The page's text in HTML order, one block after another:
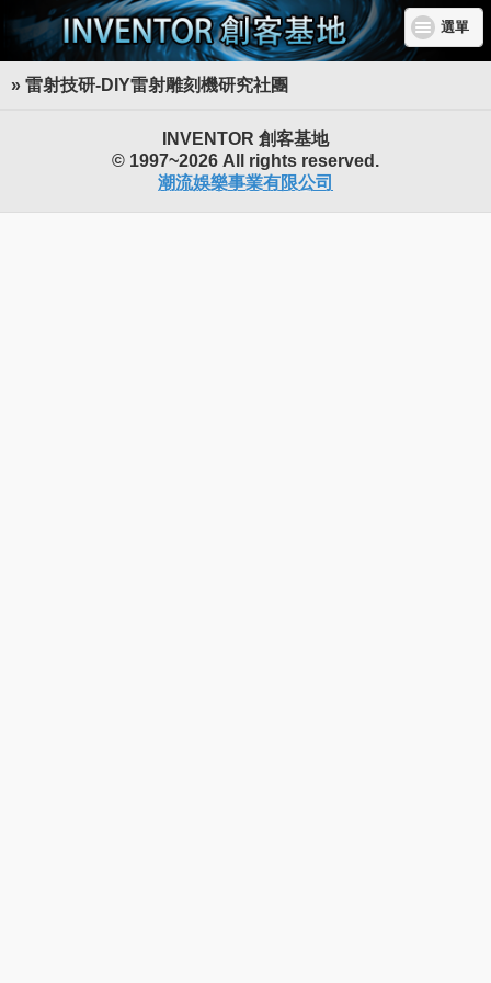
選單
» 雷射技研-DIY雷射雕刻機研究社團
INVENTOR 創客基地
© 1997~2026 All rights reserved.
潮流娛樂事業有限公司